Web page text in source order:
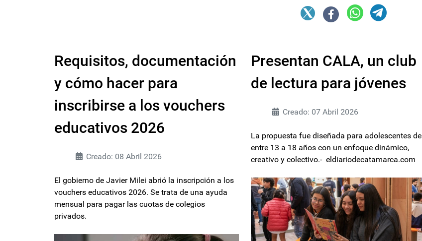
Requisitos, documentación
y cómo hacer para
inscribirse a los vouchers
educativos 2026
Creado: 08 Abril 2026
El gobierno de Javier Milei abrió la inscripción a los
vouchers educativos 2026. Se trata de una ayuda
mensual para pagar las cuotas de colegios
privados.
Presentan CALA, un club
de lectura para jóvenes
Creado: 07 Abril 2026
La propuesta fue diseñada para adolescentes de
entre 13 a 18 años con un enfoque dinámico,
creativo y colectivo.- eldiariodecatamarca.com